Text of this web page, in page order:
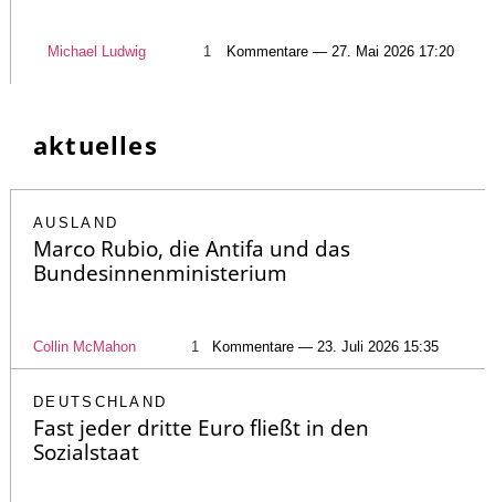
Michael Ludwig 1 Kommentare — 27. Mai 2026 17:20
aktuelles
AUSLAND
Marco Rubio, die Antifa und das
Bundesinnenministerium
Collin McMahon 1 Kommentare — 23. Juli 2026 15:35
DEUTSCHLAND
Fast jeder dritte Euro fließt in den
Sozialstaat